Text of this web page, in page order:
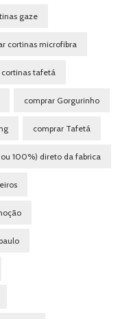
gaze
cortinas microfibra
cortinas tafetá
comprar Gorgurinho
comprar Tafetá
100%) direto da fabrica